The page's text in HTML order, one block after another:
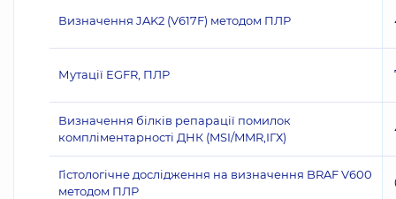
Визначення JAK2 (V617F) методом ПЛР
Мутації EGFR, ПЛР
Визначення білків репарації помилок
компліментарності ДНК (MSI/MMR,ІГХ)
Гістологічне дослідження на визначення BRAF V600
методом ПЛР